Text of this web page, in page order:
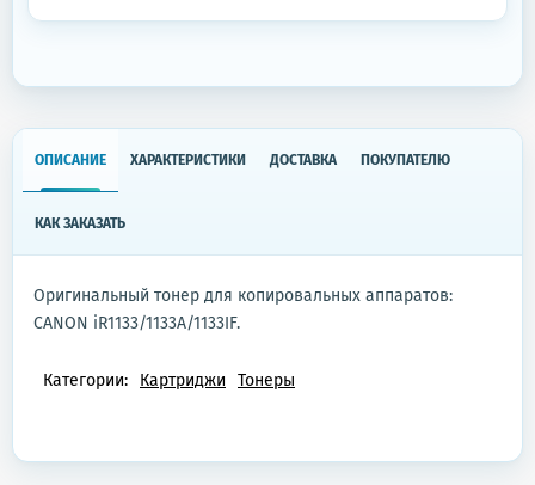
ОПИСАНИЕ ХАРАКТЕРИСТИКИ ДОСТАВКА ПОКУПАТЕЛЮ
КАК ЗАКАЗАТЬ
Оригинальный тонер для копировальных аппаратов:
CANON iR1133/1133A/1133IF.
Категории: Картриджи Тонеры